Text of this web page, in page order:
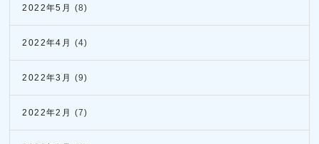
2022年5月 (8)
2022年4月 (4)
2022年3月 (9)
2022年2月 (7)